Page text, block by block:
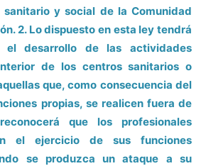
y social de la Comunidad
2. Lo dispuesto en esta ley tendrá
desarrollo de las actividades
de los centros sanitarios o
que, como consecuencia del
propias, se realicen fuera de
que los profesionales
el ejercicio de sus funciones
se produzca un ataque a su